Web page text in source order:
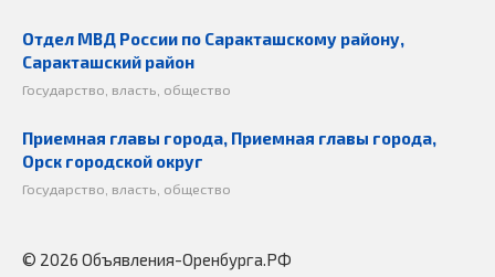
Отдел МВД России по Саракташскому району,
Саракташский район
Государство, власть, общество
Приемная главы города, Приемная главы города,
Орск городской округ
Государство, власть, общество
© 2026 Объявления-Оренбурга.РФ